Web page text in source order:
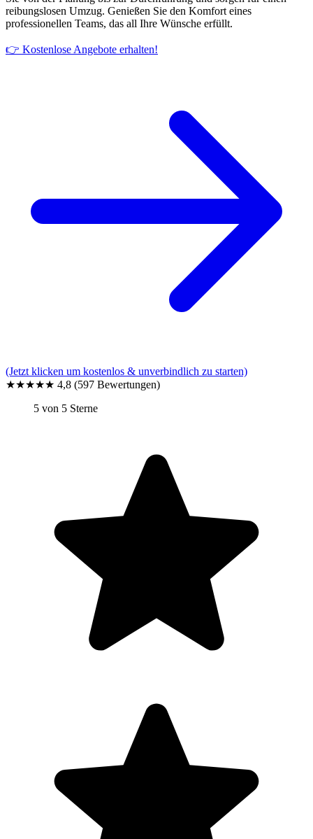
reibungslosen Umzug. Genießen Sie den Komfort eines
professionellen Teams, das all Ihre Wünsche erfüllt.
👉 Kostenlose Angebote erhalten!
(Jetzt klicken um kostenlos & unverbindlich zu starten)
★★★★★ 4,8 (597 Bewertungen)
5 von 5 Sterne